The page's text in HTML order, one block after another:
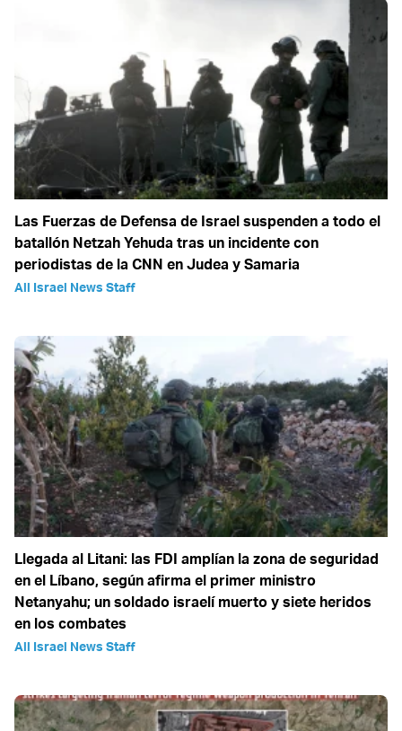
Las Fuerzas de Defensa de Israel suspenden a todo el
batallón Netzah Yehuda tras un incidente con
periodistas de la CNN en Judea y Samaria
All Israel News Staff
Llegada al Litani: las FDI amplían la zona de seguridad
en el Líbano, según afirma el primer ministro
Netanyahu; un soldado israelí muerto y siete heridos
en los combates
All Israel News Staff